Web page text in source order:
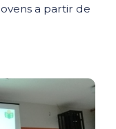
a partir de